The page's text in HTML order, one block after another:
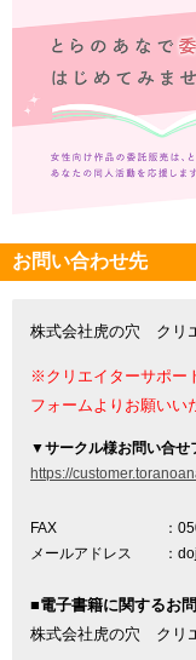
お問い合わせ先
株式会社虎の穴 クリ
※クリエイターサポー
フォームよりお願いい
▼サークル様お問い合せ
https://
FAX
：
メールアドレス
：
■電子書籍に関するお
株式会社虎の穴 クリ